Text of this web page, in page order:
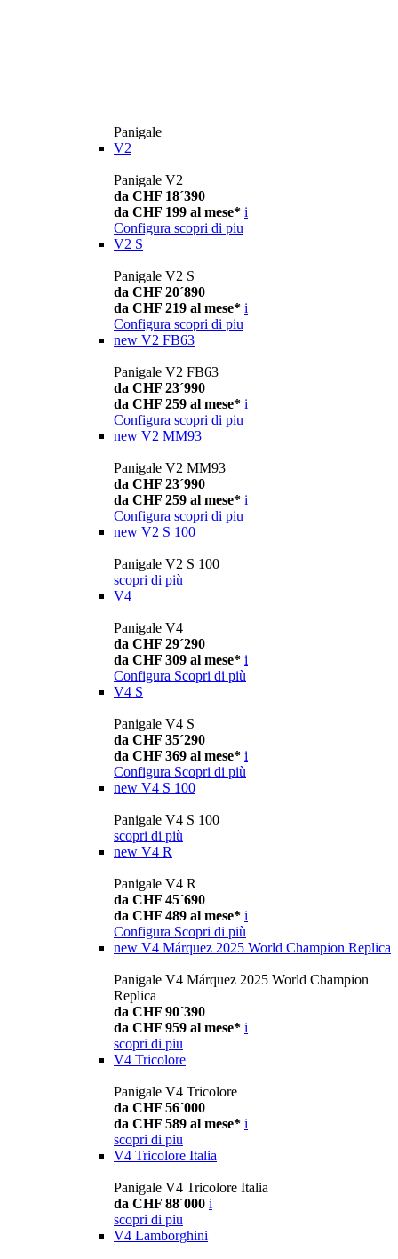
Panigale
V2
Panigale V2
da CHF 18´390
da CHF 199 al mese* i
Configura scopri di piu
V2 S
Panigale V2 S
da CHF 20´890
da CHF 219 al mese* i
Configura scopri di piu
new V2 FB63
Panigale V2 FB63
da CHF 23´990
da CHF 259 al mese* i
Configura scopri di piu
new V2 MM93
Panigale V2 MM93
da CHF 23´990
da CHF 259 al mese* i
Configura scopri di piu
new V2 S 100
Panigale V2 S 100
scopri di più
V4
Panigale V4
da CHF 29´290
da CHF 309 al mese* i
Configura Scopri di più
V4 S
Panigale V4 S
da CHF 35´290
da CHF 369 al mese* i
Configura Scopri di più
new V4 S 100
Panigale V4 S 100
scopri di più
new V4 R
Panigale V4 R
da CHF 45´690
da CHF 489 al mese* i
Configura Scopri di più
new V4 Márquez 2025 World Champion Replica
Panigale V4 Márquez 2025 World Champion
Replica
da CHF 90´390
da CHF 959 al mese* i
scopri di piu
V4 Tricolore
Panigale V4 Tricolore
da CHF 56´000
da CHF 589 al mese* i
scopri di piu
V4 Tricolore Italia
Panigale V4 Tricolore Italia
da CHF 88´000 i
scopri di piu
V4 Lamborghini